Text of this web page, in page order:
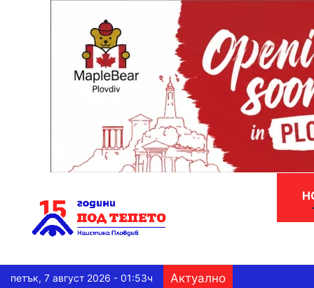
петък, 7 август 2026 - 01:53ч Актуално